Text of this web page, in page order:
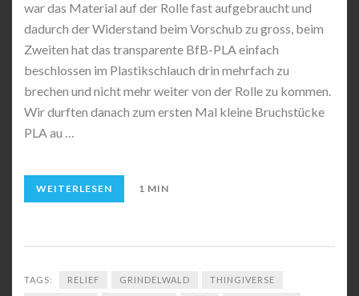
war das Material auf der Rolle fast aufgebraucht und
dadurch der Widerstand beim Vorschub zu gross, beim
Zweiten hat das transparente BfB-PLA einfach
beschlossen im Plastikschlauch drin mehrfach zu
brechen und nicht mehr weiter von der Rolle zu kommen.
Wir durften danach zum ersten Mal kleine Bruchstücke
PLA au …
WEITERLESEN 1 MIN
TAGS: RELIEF GRINDELWALD THINGIVERSE